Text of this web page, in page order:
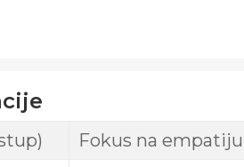
Fokus na